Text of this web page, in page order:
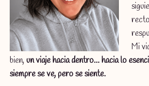
Mi
bien, un viaje hacia dentro… hacia lo
siempre se ve, pero se siente.